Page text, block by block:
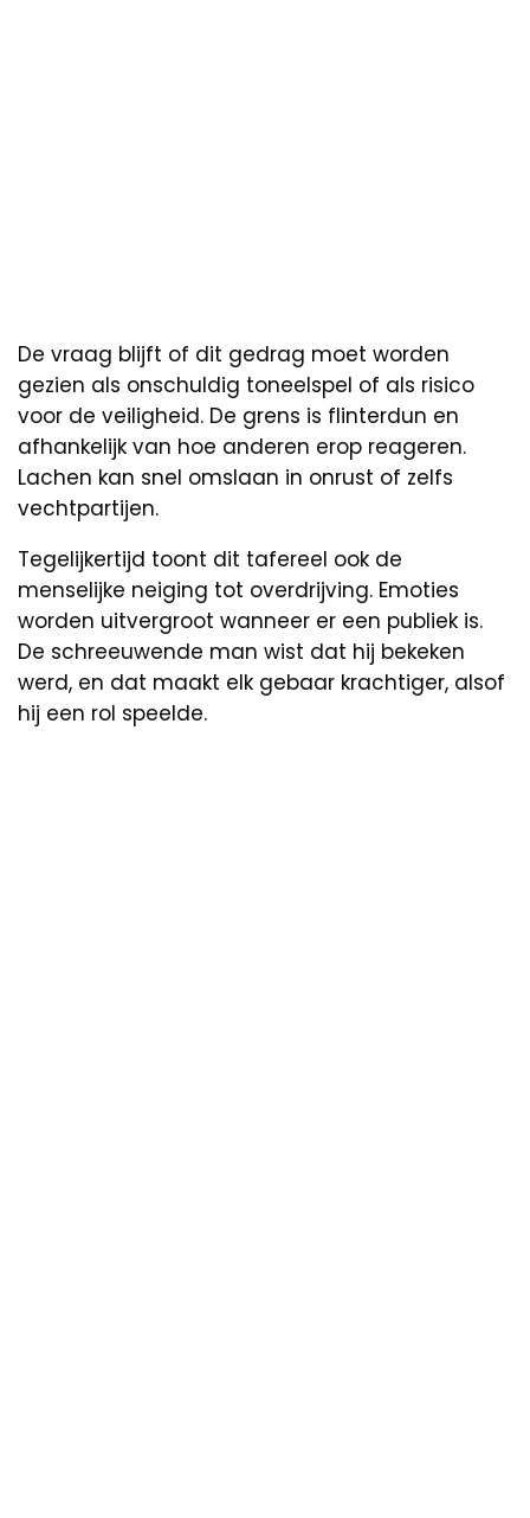
De vraag blijft of dit gedrag moet worden
gezien als onschuldig toneelspel of als risico
voor de veiligheid. De grens is flinterdun en
afhankelijk van hoe anderen erop reageren.
Lachen kan snel omslaan in onrust of zelfs
vechtpartijen.
Tegelijkertijd toont dit tafereel ook de
menselijke neiging tot overdrijving. Emoties
worden uitvergroot wanneer er een publiek is.
De schreeuwende man wist dat hij bekeken
werd, en dat maakt elk gebaar krachtiger, alsof
hij een rol speelde.